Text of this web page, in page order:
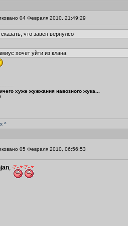
04 Февраля 2010, 21:49:29
что завен вернулсо
хочет уйти из клана
хуже жужжания навозного жука...
^
05 Февраля 2010, 06:56:53
,